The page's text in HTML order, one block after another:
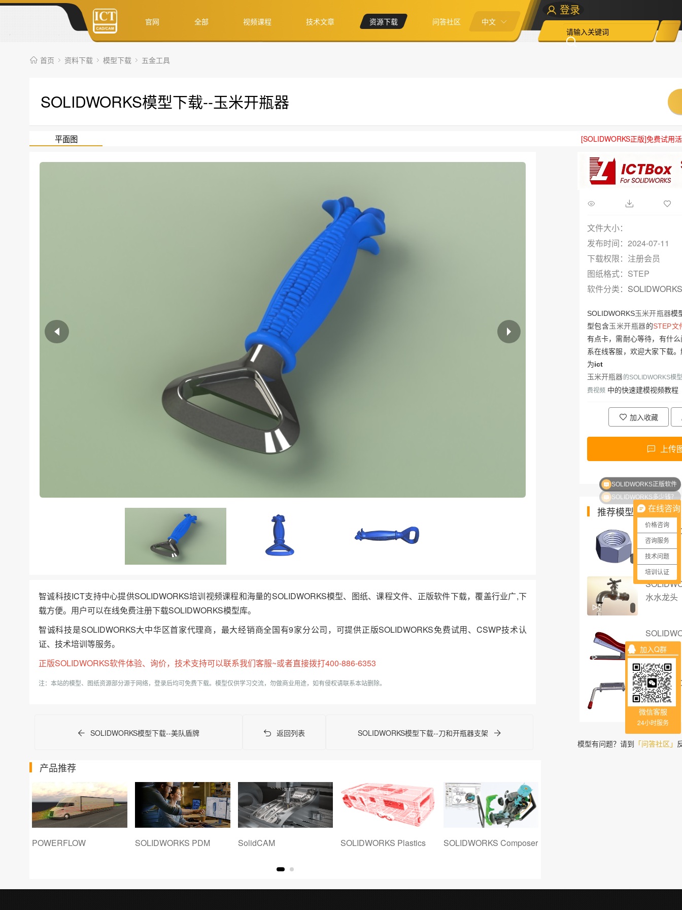
官网 全部 视频课程 技术文章 资源下载 问答社区 中文
登录
首页 资料下载 模型下载 五金工具
SOLIDWORKS模型下载--玉米开瓶器
平面图 [SOLIDWORKS正版]免费试用
智诚科技ICT支持中心提供SOLIDWORKS培训视频课程和海量的SOLIDWORKS模型、图纸、课程文件、正版软件下载，覆盖行业广,下
载方便。用户可以在线免费注册下载SOLIDWORKS模型库。
智诚科技是SOLIDWORKS大中华区首家代理商，最大经销商全国有9家分公司，可提供正版SOLIDWORKS免费试用、CSWP技术认
证、技术培训等服务。
正版SOLIDWORKS软件体验、询价，技术支持可以联系我们客服~或者直接拨打400-886-6353
注：本站的模型、图纸资源部分源于网络，登录后均可免费下载。模型仅供学习交流，勿做商业用途，如有侵权请联系本站删除。
SOLIDWORKS模型下载--美队盾牌 返回列表 SOLIDWORKS模型下载--刀和开瓶器支架
产品推荐
POWERFLOW SOLIDWORKS PDM SolidCAM SOLIDWORKS Plastics SOLIDWORKS Composer
文件大小：
发布时间：2024-07-11
下载权限：注册会员
图纸格式：STEP
软件分类： SOLIDWORKS
SOLIDWORKS玉米开瓶器模
型包含玉米开瓶器的STEP文
有点卡，需耐心等待，有什
系在线客服，欢迎大家下载
为ict
玉米开瓶器 的SOLIDWORKS模
费视频中的快速建模视频教程
加入收藏
上传
推荐模型
用螺母
水水龙头
书机
簧螺栓
模型有问题？请到 「问答社区」
加入Q群
微信客服
24小时服务
在线咨询
价格咨询
咨询服务
技术问题
培训认证
SOLIDWORKS多少钱？